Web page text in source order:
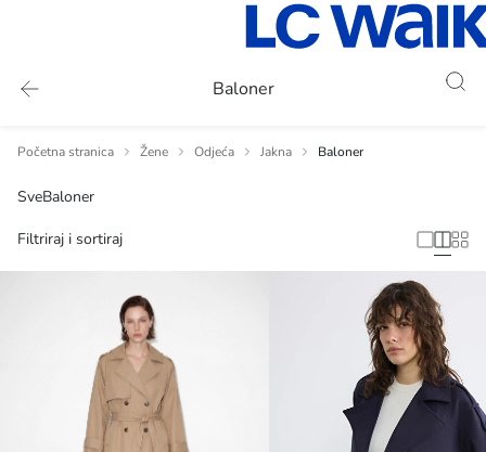
Baloner
Početna stranica Žene Odjeća Jakna Baloner
SveBaloner
Filtriraj i sortiraj